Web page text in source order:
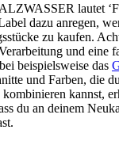
lautet
dazu anregen,
zu kaufen.
und eine
beispielsweise das
und Farben, die
kannst,
du an deinem